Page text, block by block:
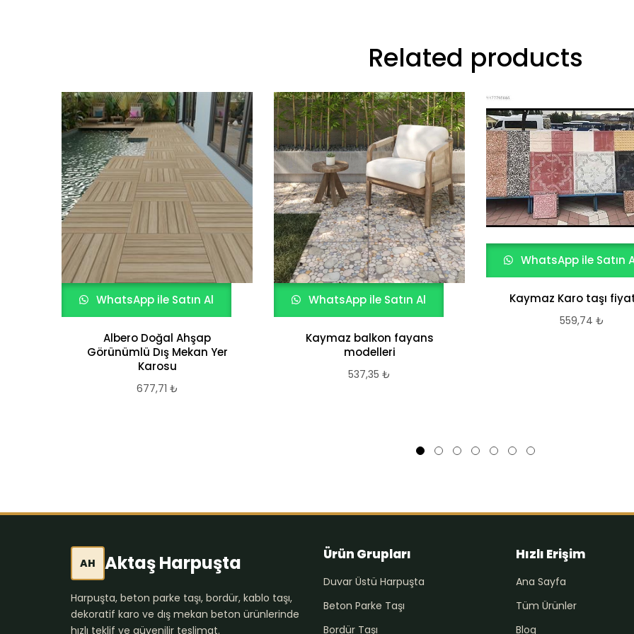
Related products
WhatsApp ile Satın Al
Albero Doğal Ahşap
Görünümlü Dış Mekan Yer
Karosu
677,71 ₺
WhatsApp ile Satın Al
Kaymaz balkon fayans
modelleri
537,35 ₺
WhatsApp ile Satın
Kaymaz Karo taşı
559,74 ₺
AH Aktaş Harpuşta
Harpuşta, beton parke taşı, bordür, kablo taşı,
dekoratif karo ve dış mekan beton ürünlerinde
hızlı teklif ve güvenilir teslimat.
Ürün Grupları
Duvar Üstü Harpuşta
Beton Parke Taşı
Bordür Taşı
Hızlı Erişim
Ana Sayfa
Tüm Ürünler
Blog